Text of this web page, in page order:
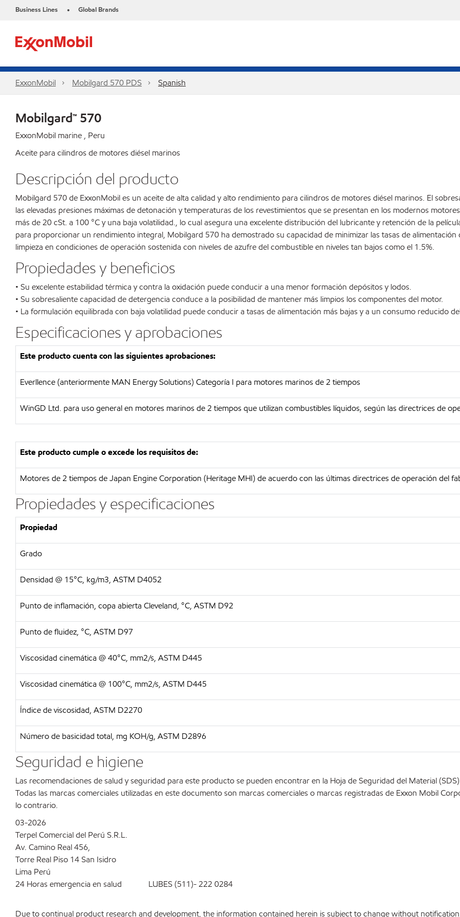
Business Lines • Global Brands
ExxonMobil Mobilgard 570 PDS Spanish
Mobilgard™ 570
ExxonMobil marine , Peru
Aceite para cilindros de motores diésel marinos
Descripción del producto
Mobilgard 570 de ExxonMobil es un aceite de alta calidad y alto rendimiento para cilindros de motores diésel marinos. El
las elevadas presiones máximas de detonación y temperaturas de los revestimientos que se presentan en los modernos
más de 20 cSt. a 100 °C y una baja volatilidad., lo cual asegura una excelente distribución del lubricante y retención de la
para proporcionar un rendimiento integral, Mobilgard 570 ha demostrado su capacidad de minimizar las tasas de alimentación
limpieza en condiciones de operación sostenida con niveles de azufre del combustible en niveles tan bajos como el 1.5%.
Propiedades y beneficios
• Su excelente estabilidad térmica y contra la oxidación puede conducir a una menor formación depósitos y lodos.
• Su sobresaliente capacidad de detergencia conduce a la posibilidad de mantener más limpios los componentes del motor.
• La formulación equilibrada con baja volatilidad puede conducir a tasas de alimentación más bajas y a un consumo reducido
Especificaciones y aprobaciones
Este producto cuenta con las siguientes aprobaciones:
Everllence (anteriormente MAN Energy Solutions) Categoría I para motores marinos de 2 tiempos
WinGD Ltd. para uso general en motores marinos de 2 tiempos que utilizan combustibles líquidos, según las directrices de
Este producto cumple o excede los requisitos de:
Motores de 2 tiempos de Japan Engine Corporation (Heritage MHI) de acuerdo con las últimas directrices de operación del
Propiedades y especificaciones
Propiedad
Grado
Densidad @ 15°C, kg/m3, ASTM D4052
Punto de inflamación, copa abierta Cleveland, °C, ASTM D92
Punto de fluidez, °C, ASTM D97
Viscosidad cinemática @ 40°C, mm2/s, ASTM D445
Viscosidad cinemática @ 100°C, mm2/s, ASTM D445
Índice de viscosidad, ASTM D2270
Número de basicidad total, mg KOH/g, ASTM D2896
Seguridad e higiene
Las recomendaciones de salud y seguridad para este producto se pueden encontrar en la Hoja de Seguridad del Material
Todas las marcas comerciales utilizadas en este documento son marcas comerciales o marcas registradas de Exxon Mobil
lo contrario.
03-2026
Terpel Comercial del Perú S.R.L.
Av. Camino Real 456,
Torre Real Piso 14 San Isidro
Lima Perú
24 Horas emergencia en salud LUBES (511)- 222 0284
Due to continual product research and development, the information contained herein is subject to change without